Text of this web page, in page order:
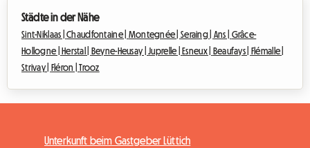
Städte in der Nähe
Sint-Niklaas |Chaudfontaine | Montegnée |Seraing | Ans | Grâce-
Hollogne |
Herstal | Beyne-Heusay |Juprelle | Esneux | Beaufays |
Flémalle |
Strivay |
Fléron |Trooz
Unterkunft beim Gastgeber Lüttich